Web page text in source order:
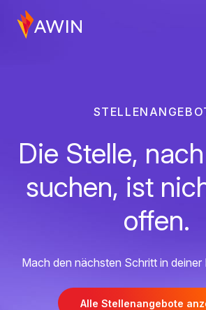
Die Stelle,
suchen, ist
offen.
Mach den nächsten Schritt in deiner
Alle Stellenangebote